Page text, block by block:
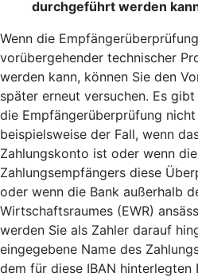
durchgeführt werden
Wenn die
vorübergehender technischer
werden kann, können Sie den
später erneut versuchen. Es
die Empfängerüberprüfung
beispielsweise der Fall, wenn
Zahlungskonto ist oder wenn
Zahlungsempfängers diese
oder wenn die Bank außerhalb
Wirtschaftsraumes (EWR)
werden Sie als Zahler darauf
eingegebene Name des
dem für diese IBAN hinterlegten